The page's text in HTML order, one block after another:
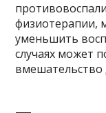
физиотерапии,
уменьшить
случаях может
вмешательство